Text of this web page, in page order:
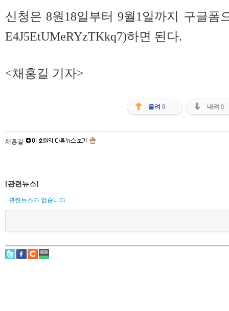
신청은 8원18일부터 9월1일까지 구글폼
E4J5EtUMeRYzTKkq7)하면 된다.
<채홍길 기자>
올려 0 내려 0
채홍길
[관련뉴스]
- 관련뉴스가 없습니다.